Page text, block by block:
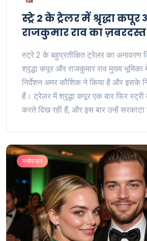
स्ट्रे 2 के ट्रेलर में श्रृद्धा
राजकुमार राव का ज़बरदस्त
स्ट्रे 2 के बहुप्रतीक्षित ट्रेलर का अनावरण
श्रृद्धा कपूर और राजकुमार राव मुख्य
निर्देशन अमर कौशिक ने किया है और इसके
हैं। ट्रेलर में श्रृद्धा कपूर एक बार फिर
करते दिख रही हैं, और इस बार उन्हें
मनोरंजन